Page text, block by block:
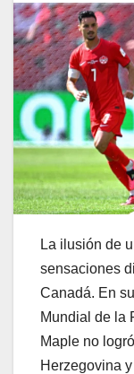
La ilusión de
sensaciones
Canadá. En
Mundial de la
Maple no
Herzegovina